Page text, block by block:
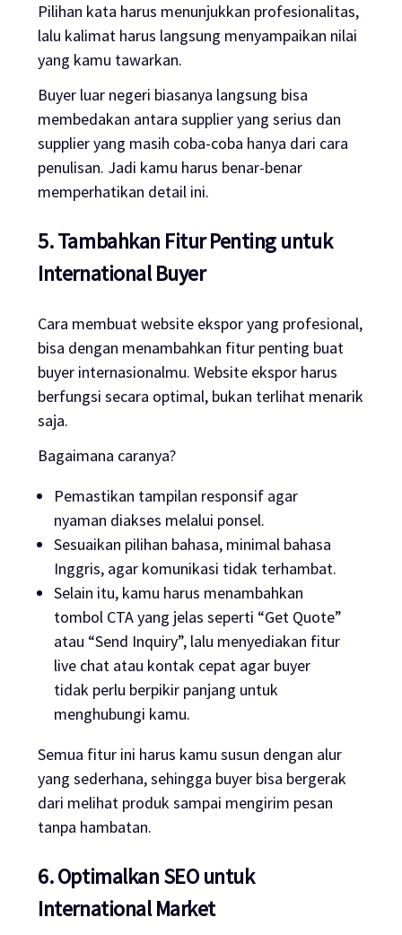
Pilihan kata harus menunjukkan profesionalitas,
lalu kalimat harus langsung menyampaikan nilai
yang kamu tawarkan.
Buyer luar negeri biasanya langsung bisa
membedakan antara supplier yang serius dan
supplier yang masih coba-coba hanya dari cara
penulisan. Jadi kamu harus benar-benar
memperhatikan detail ini.
5. Tambahkan Fitur Penting untuk
International Buyer
Cara membuat website ekspor yang profesional,
bisa dengan menambahkan fitur penting buat
buyer internasionalmu. Website ekspor harus
berfungsi secara optimal, bukan terlihat menarik
saja.
Bagaimana caranya?
Pemastikan tampilan responsif agar
nyaman diakses melalui ponsel.
Sesuaikan pilihan bahasa, minimal bahasa
Inggris, agar komunikasi tidak terhambat.
Selain itu, kamu harus menambahkan
tombol CTA yang jelas seperti “Get Quote”
atau “Send Inquiry”, lalu menyediakan fitur
live chat atau kontak cepat agar buyer
tidak perlu berpikir panjang untuk
menghubungi kamu.
Semua fitur ini harus kamu susun dengan alur
yang sederhana, sehingga buyer bisa bergerak
dari melihat produk sampai mengirim pesan
tanpa hambatan.
6. Optimalkan SEO untuk
International Market